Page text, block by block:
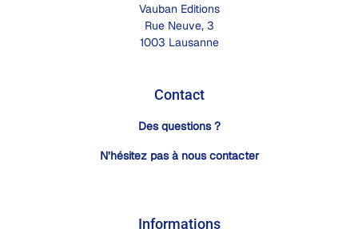
Vauban Editions
Rue Neuve, 3
1003 Lausanne
Contact
Des questions ?
N’hésitez pas à nous contacter
Informations